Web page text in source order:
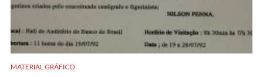
MATERIAL GRÁFICO